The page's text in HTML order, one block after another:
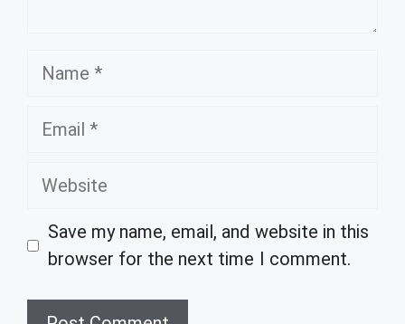
Name
Email
Website
Save my name, email, and website in this
browser for the next time I comment.